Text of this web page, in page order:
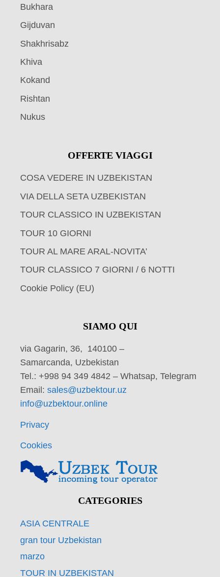
Bukhara
Gijduvan
Shakhrisabz
Khiva
Kokand
Rishtan
Nukus
OFFERTE VIAGGI
COSA VEDERE IN UZBEKISTAN
VIA DELLA SETA UZBEKISTAN
TOUR CLASSICO IN UZBEKISTAN
TOUR 10 GIORNI
TOUR AL MARE ARAL-NOVITA’
TOUR CLASSICO 7 GIORNI / 6 NOTTI
Cookie Policy (EU)
SIAMO QUI
via Gagarin, 36, 140100 –
Samarcanda, Uzbekistan
Tel.: +998 94 349 4842 – Whatsap, Telegram
Email: sales@uzbektour.uz
info@uzbektour.online
Privacy
Cookies
CATEGORIES
ASIA CENTRALE
gran tour Uzbekistan
marzo
TOUR IN UZBEKISTAN